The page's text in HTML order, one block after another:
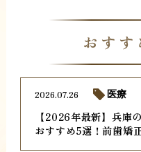
おす
【2026年最新】兵庫
おすすめ5選！前歯矯
2026.07.26 医療